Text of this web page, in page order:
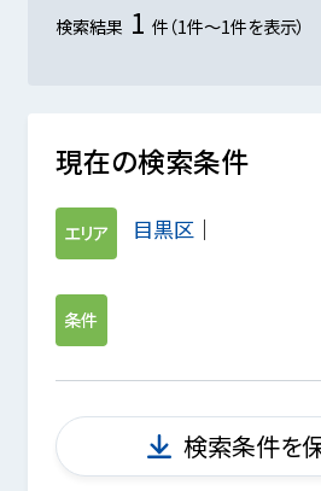
検索結果 1 件（1件～1件を表示）
現在の検索条件
エリア 目黒区
条件
検索条件を